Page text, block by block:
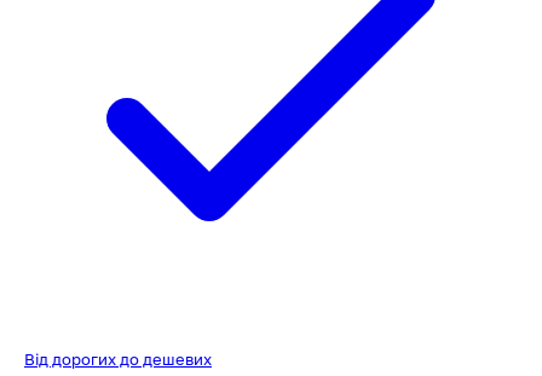
Від дорогих до дешевих